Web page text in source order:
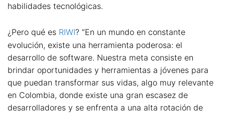
habilidades tecnológicas.
¿Pero qué es RIWI? “En un mundo en constante
evolución, existe una herramienta poderosa: el
desarrollo de software. Nuestra meta consiste en
brindar oportunidades y herramientas a jóvenes para
que puedan transformar sus vidas, algo muy relevante
en Colombia, donde existe una gran escasez de
desarrolladores y se enfrenta a una alta rotación de